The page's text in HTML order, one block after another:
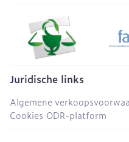
Juridische links
Algemene
Cookies ODR-platform